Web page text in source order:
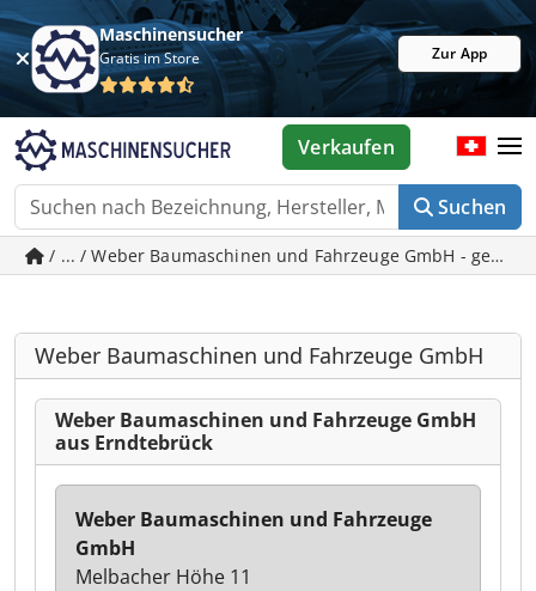
Maschinensucher
Gratis im Store Zur App
Suchen
Verkaufen
/ ... / Weber Baumaschinen und Fahrzeuge GmbH -
Weber Baumaschinen und Fahrzeuge GmbH
Weber Baumaschinen und Fahrzeuge GmbH
aus Erndtebrück
Weber Baumaschinen und Fahrzeuge
GmbH
Melbacher Höhe 11